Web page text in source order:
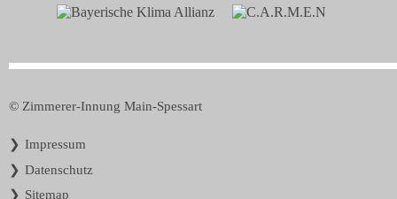
© Zimmerer-Innung Main-Spessart
Navigation
Impressum
Datenschutz
Sitemap